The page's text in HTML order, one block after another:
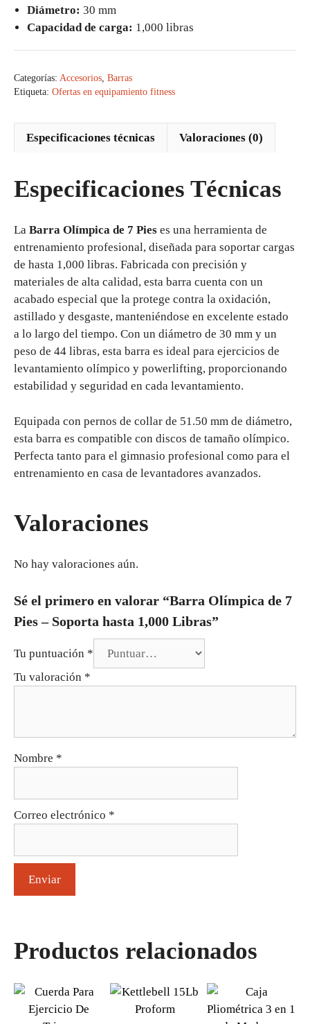
Diámetro: 30 mm
Capacidad de carga: 1,000 libras
Categorías: Accesorios Barras
Etiqueta: Ofertas en equipamiento fitness
Especificaciones técnicas Valoraciones (0)
Especificaciones Técnicas
La Barra Olímpica de 7 Pies es una herramienta de
entrenamiento profesional, diseñada para soportar cargas
de hasta 1,000 libras. Fabricada con precisión y
materiales de alta calidad, esta barra cuenta con un
acabado especial que la protege contra la oxidación,
astillado y desgaste, manteniéndose en excelente estado
a lo largo del tiempo. Con un diámetro de 30 mm y un
peso de 44 libras, esta barra es ideal para ejercicios de
levantamiento olímpico y powerlifting, proporcionando
estabilidad y seguridad en cada levantamiento.
Equipada con pernos de collar de 51.50 mm de diámetro,
esta barra es compatible con discos de tamaño olímpico.
Perfecta tanto para el gimnasio profesional como para el
entrenamiento en casa de levantadores avanzados.
Valoraciones
No hay valoraciones aún.
Sé el primero en valorar “Barra Olímpica de 7
Pies – Soporta hasta 1,000 Libras”
Tu puntuación *
Tu valoración *
Nombre *
Correo electrónico *
Productos relacionados